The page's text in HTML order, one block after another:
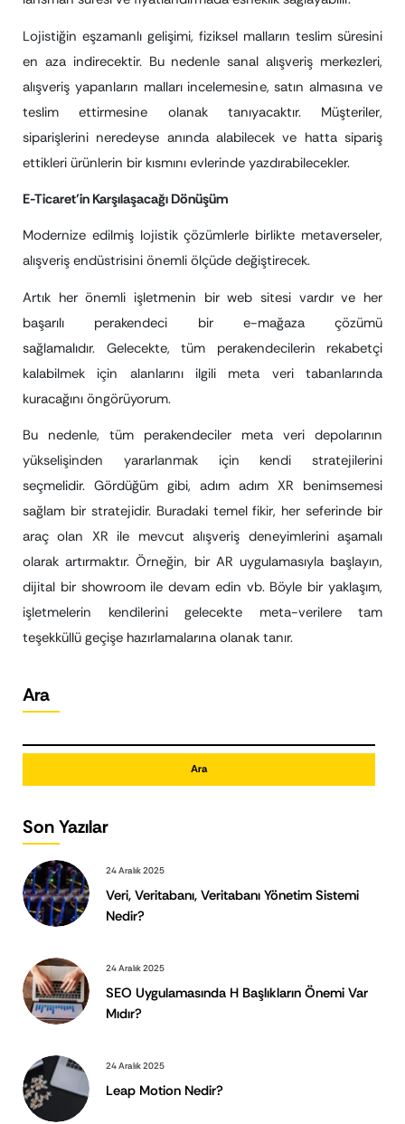
Lojistiğin eşzamanlı gelişimi, fiziksel malların teslim süresini
en aza indirecektir. Bu nedenle sanal alışveriş merkezleri,
alışveriş yapanların malları incelemesine, satın almasına ve
teslim ettirmesine olanak tanıyacaktır. Müşteriler,
siparişlerini neredeyse anında alabilecek ve hatta sipariş
ettikleri ürünlerin bir kısmını evlerinde yazdırabilecekler.
E-Ticaret’in Karşılaşacağı Dönüşüm
Modernize edilmiş lojistik çözümlerle birlikte metaverseler,
alışveriş endüstrisini önemli ölçüde değiştirecek.
Artık her önemli işletmenin bir web sitesi vardır ve her
başarılı perakendeci bir e-mağaza çözümü
sağlamalıdır. Gelecekte, tüm perakendecilerin rekabetçi
kalabilmek için alanlarını ilgili meta veri tabanlarında
kuracağını öngörüyorum.
Bu nedenle, tüm perakendeciler meta veri depolarının
yükselişinden yararlanmak için kendi stratejilerini
seçmelidir. Gördüğüm gibi, adım adım XR benimsemesi
sağlam bir stratejidir. Buradaki temel fikir, her seferinde bir
araç olan XR ile mevcut alışveriş deneyimlerini aşamalı
olarak artırmaktır. Örneğin, bir AR uygulamasıyla başlayın,
dijital bir showroom ile devam edin vb. Böyle bir yaklaşım,
işletmelerin kendilerini gelecekte meta-verilere tam
teşekküllü geçişe hazırlamalarına olanak tanır.
Ara
Ara
Son Yazılar
24 Aralık 2025
Veri, Veritabanı, Veritabanı Yönetim Sistemi
Nedir?
24 Aralık 2025
SEO Uygulamasında H Başlıkların Önemi Var
Mıdır?
24 Aralık 2025
Leap Motion Nedir?